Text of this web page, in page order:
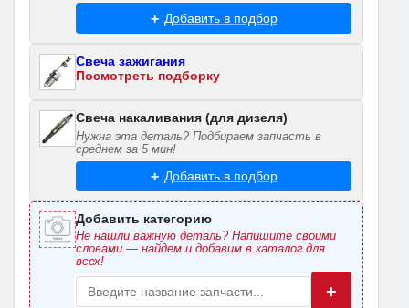
Добавить в подбор
Свеча зажигания
Посмотреть подборку
Свеча накаливания (для дизеля)
Нужна эта деталь? Подбираем запчасть в
среднем за 5 мин!
Добавить в подбор
Добавить категорию
Не нашли важную деталь? Напишите своими
словами — найдем и добавим в каталог для
всех!
+